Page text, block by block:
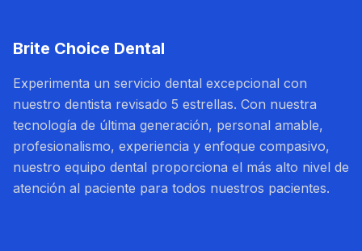
Brite Choice Dental
Experimenta un servicio dental excepcional con
nuestro dentista revisado 5 estrellas. Con nuestra
tecnología de última generación, personal amable,
profesionalismo, experiencia y enfoque compasivo,
nuestro equipo dental proporciona el más alto nivel de
atención al paciente para todos nuestros pacientes.